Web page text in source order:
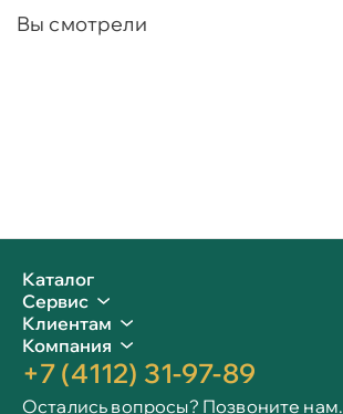
Вы смотрели
Каталог
Сервис
Клиентам
Компания
+7 (4112) 31-97-89
Остались вопросы? Позвоните нам.